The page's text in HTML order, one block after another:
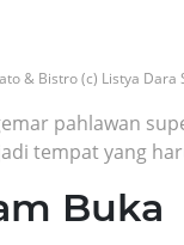
& Bistro (c) Listya
pahlawan
tempat yang
Buka